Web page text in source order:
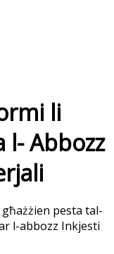
li
l- Abbozz
pesta tal-
l-abbozz Inkjesti